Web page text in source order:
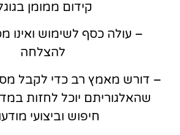
קידום ממומן
– עולה כסף לשימוש ואינו
להצלחה
– דורש מאמץ רב כדי לקבל
שהאלגוריתם יוכל לחזות
חיפוש וביצועי